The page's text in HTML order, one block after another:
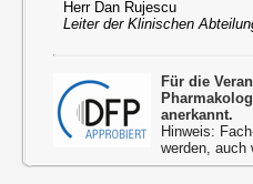
Herr Dan Rujescu
Leiter der Klinischen
Für die
anerkannt.
Hinweis:
werden, auch